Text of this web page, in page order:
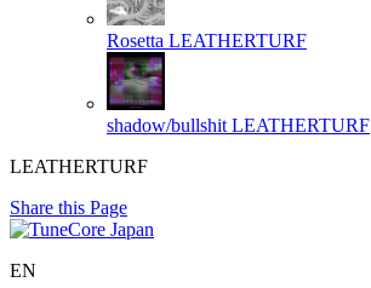
Rosetta LEATHERTURF
shadow/bullshit LEATHERTURF
LEATHERTURF
Share this Page
EN